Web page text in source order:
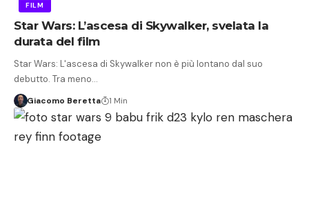
FILM
Star Wars: L’ascesa di Skywalker, svelata la
durata del film
Star Wars: L'ascesa di Skywalker non è più lontano dal suo
debutto. Tra meno…
Giacomo Beretta 1 Min